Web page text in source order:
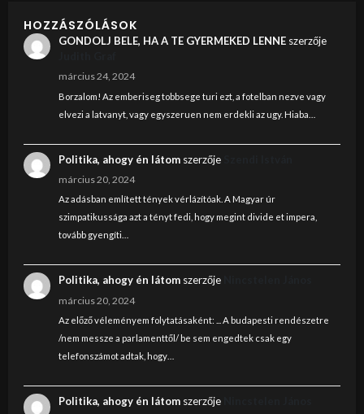
HOZZÁSZÓLÁSOK
GONDOLJ BELE, HA A TE GYERMEKED LENNEszerzője
március 24, 2024
Borzalom! Az emberiseg tobbsege turi ezt, a fotelban nezve vagy
elvezi a latvanyt, vagy egyszeruen nem erdekli az ugy. Hiaba…
Politika, ahogy én látomszerzője
március 20, 2024
Az adásban említett tények vérlázítóak. A Magyar úr
szimpatikussága azt a tényt fedi, hogy megint divide et impera,
tovább gyengíti…
Politika, ahogy én látomszerzője
március 20, 2024
Az előző véleményem folytatásaként: ... A budapesti rendészetre
/nem messze a parlamenttől/ be sem engedtek csak egy
telefonszámot adtak, hogy…
Politika, ahogy én látomszerzője